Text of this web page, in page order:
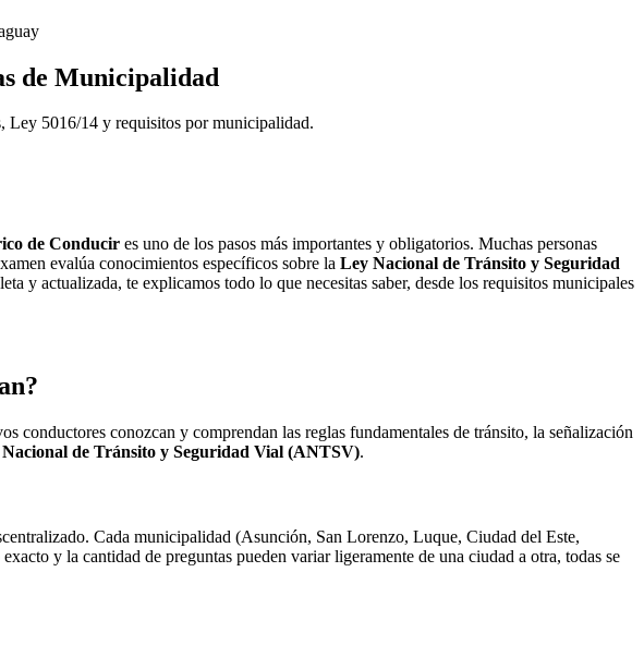
de Municipalidad
Ley 5016/14 y requisitos por municipalidad.
de Conducir es uno de los pasos más importantes y obligatorios. Muchas personas
evalúa conocimientos específicos sobre la Ley Nacional de Tránsito y Seguridad
y actualizada, te explicamos todo lo que necesitas saber, desde los requisitos municipales
conductores conozcan y comprendan las reglas fundamentales de tránsito, la señalización
Nacional de Tránsito y Seguridad Vial (ANTSV).
Cada municipalidad (Asunción, San Lorenzo, Luque, Ciudad del Este,
y la cantidad de preguntas pueden variar ligeramente de una ciudad a otra, todas se